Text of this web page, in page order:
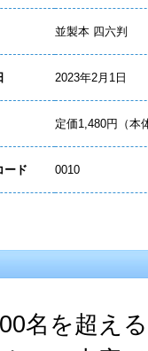
並製本 四六判
2023年2月1日
定価1,480円（本
ード 0010
名を超え